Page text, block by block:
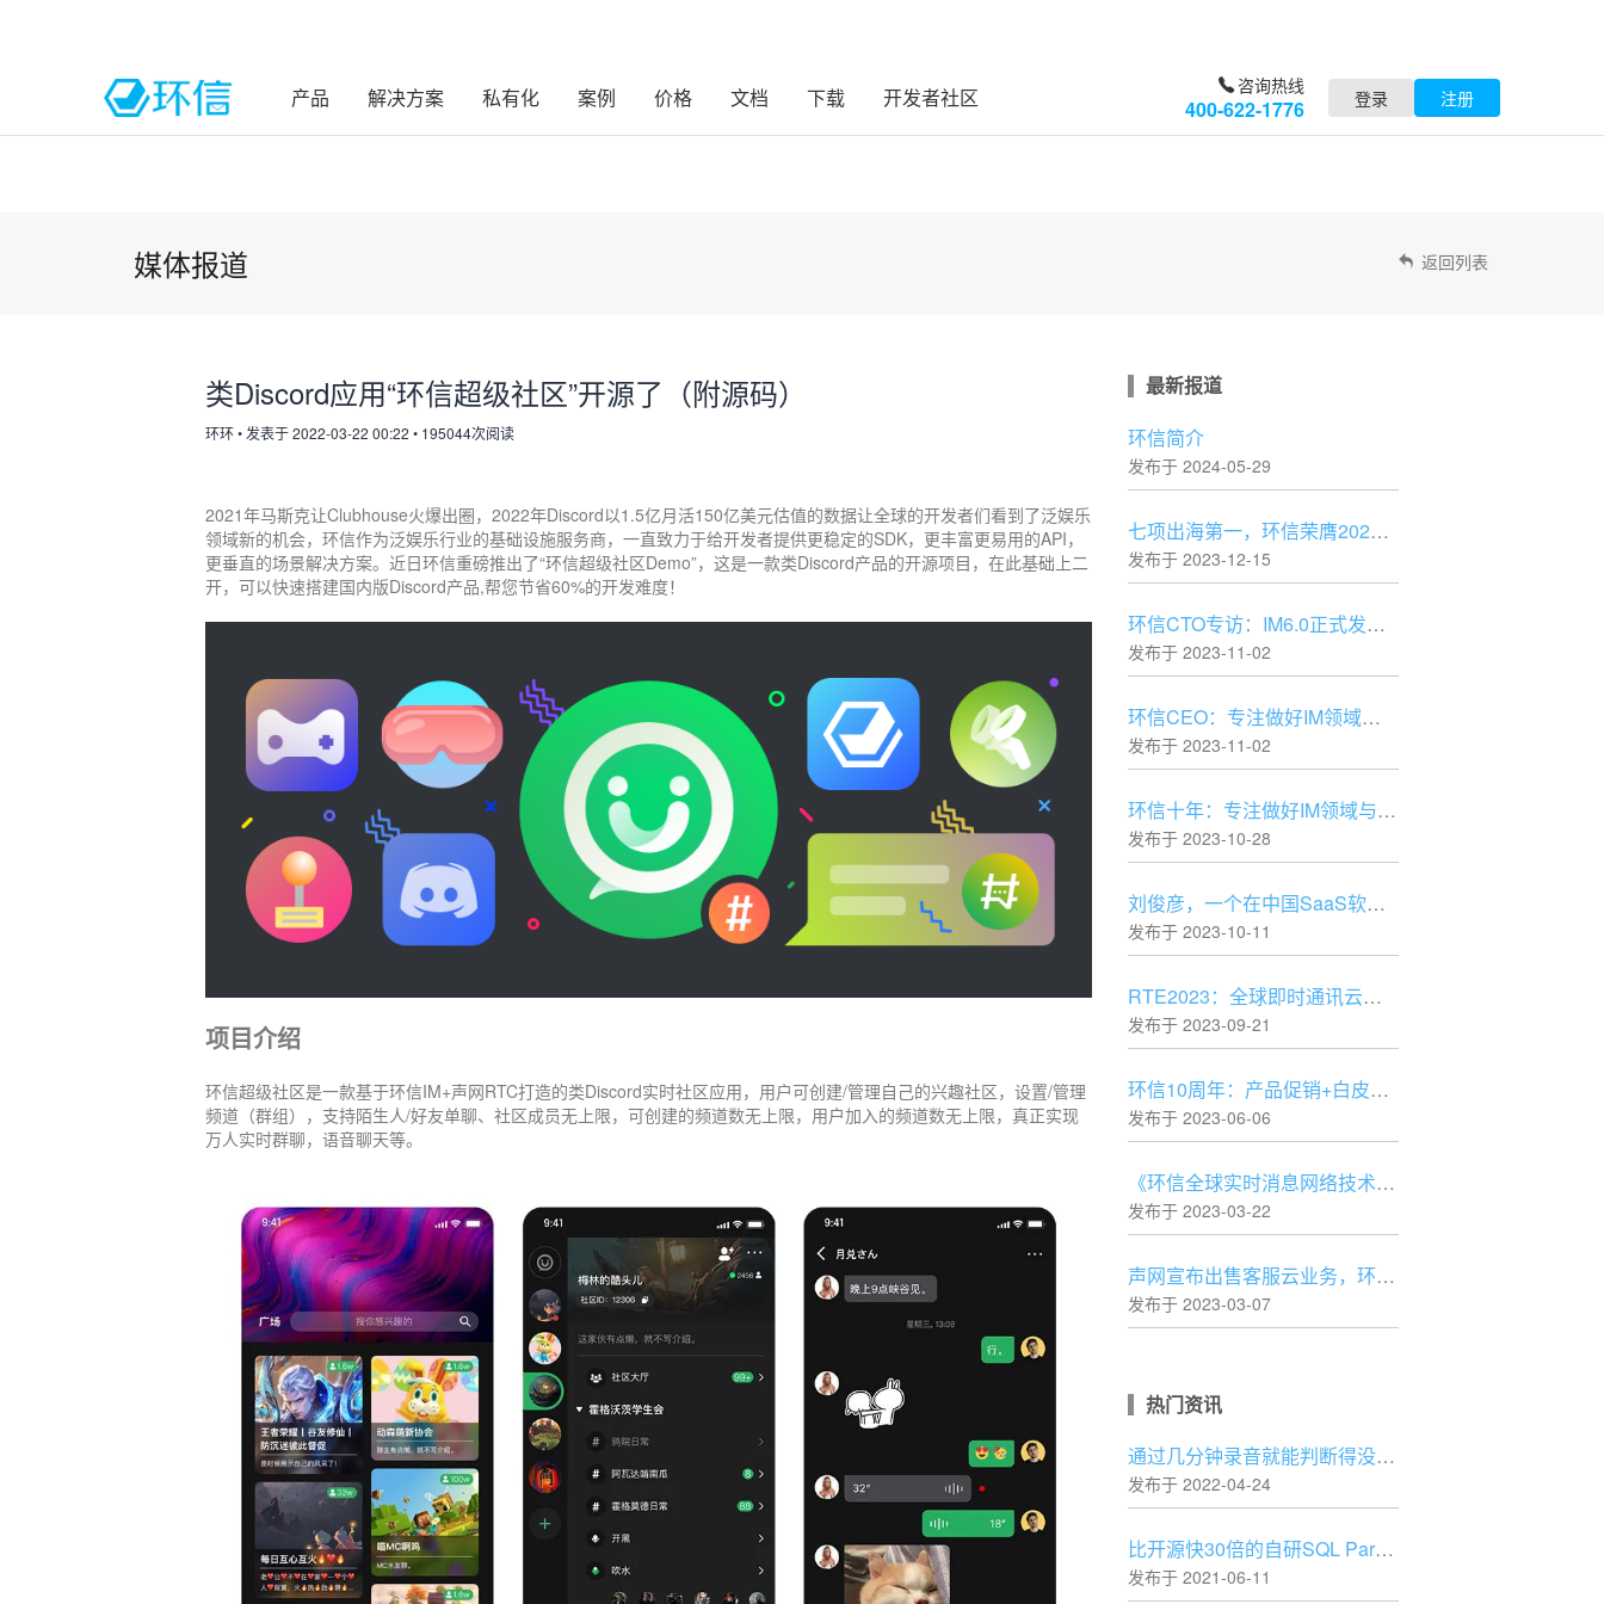
产品 解决方案 私有化 案例 价格 文档 下载 开发者社区 登录 注册
咨询热线
400-622-1776
媒体报道 返回列表
类Discord应用“环信超级社区”开源了（附源码）
环环• 发表于 2022-03-22 00:22 • 195044次阅读
2021年马斯克让Clubhouse火爆出圈，2022年Discord以1.5亿月活150亿美元估值的数据让全球的开发者们看到了泛娱乐
领域新的机会，环信作为泛娱乐行业的基础设施服务商，一直致力于给开发者提供更稳定的SDK，更丰富更易用的API，
更垂直的场景解决方案。近日环信重磅推出了“环信超级社区Demo”，这是一款类Discord产品的开源项目，在此基础上二
开，可以快速搭建国内版Discord产品,帮您节省60%的开发难度！
项目介绍
环信超级社区是一款基于环信IM+声网RTC打造的类Discord实时社区应用，用户可创建/管理自己的兴趣社区，设置/管理
频道（群组），支持陌生人/好友单聊、社区成员无上限，可创建的频道数无上限，用户加入的频道数无上限，真正实现
万人实时群聊，语音聊天等。
最新报道
环信简介
发布于 2024-05-29
七项出海第一，环信荣膺2023鲸鸣奖年度优秀出海服务商
发布于 2023-12-15
环信CTO专访：IM6.0正式发布，IM行业仍处于快速发展阶段
发布于 2023-11-02
环信CEO：专注做好IM领域与时俱进的“水电煤”
发布于 2023-11-02
环信十年：专注做好IM领域与时俱进的“水电煤”
发布于 2023-10-28
刘俊彦，一个在中国SaaS软件创业领域的坚守者
发布于 2023-10-11
RTE2023：全球即时通讯云技术专场精彩内容抢先看
发布于 2023-09-21
环信10周年：产品促销+白皮书+开发者活动一个都不能少
发布于 2023-06-06
《环信全球实时消息网络技术白皮书》正式发布
发布于 2023-03-22
声网宣布出售客服云业务，环信进一步专注IM核心业务
发布于 2023-03-07
热门资讯
通过几分钟录音就能判断得没得新冠，AI 还可以这样？
发布于 2022-04-24
比开源快30倍的自研SQL Parser设计与实践
发布于 2021-06-11